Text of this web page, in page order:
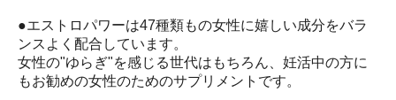
●エストロパワーは47種類もの女性に嬉しい成分をバラ
ンスよく配合しています。
女性の"ゆらぎ"を感じる世代はもちろん、妊活中の方に
もお勧めの女性のためのサプリメントです。